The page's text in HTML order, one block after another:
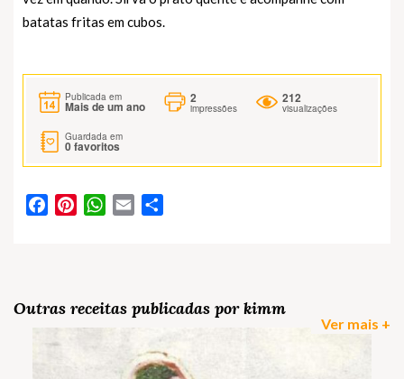
batatas fritas em cubos.
Publicada em
Mais de um ano
2
impressões
212
visualizações
Guardada em
0favoritos
FacebookPinterestWhatsApp
Email
Outras receitas publicadas por kimm
Ver mais +